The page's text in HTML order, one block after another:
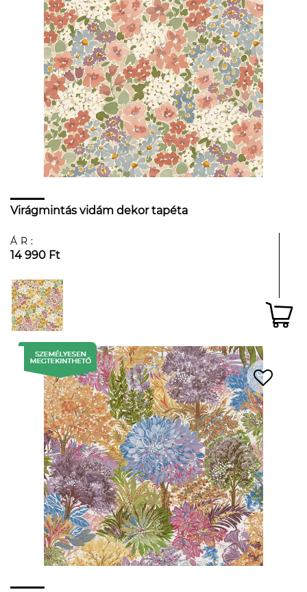
Virágmintás vidám dekor tapéta
ÁR:
14 990 Ft